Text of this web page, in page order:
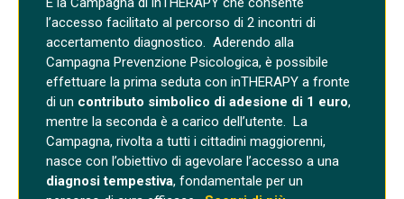
l’accesso facilitato al percorso di 2 incontri di
accertamento diagnostico. Aderendo alla
Campagna Prevenzione Psicologica, è possibile
effettuare la prima seduta con inTHERAPY a fronte
di un contributo simbolico di adesione di 1 euro,
mentre la seconda è a carico dell’utente.
La
Campagna, rivolta a tutti i cittadini maggiorenni,
nasce con l’obiettivo di agevolare l’accesso a una
diagnosi tempestiva, fondamentale per un